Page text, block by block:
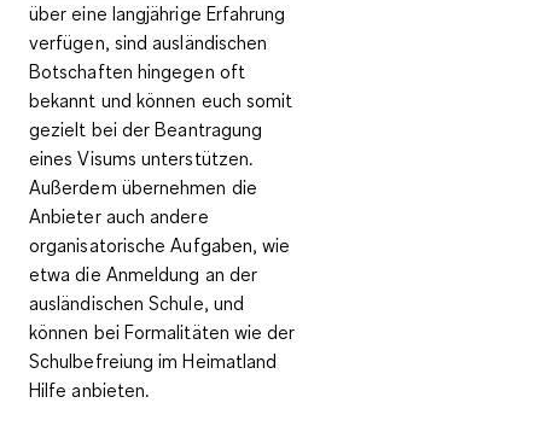
über eine langjährige Erfahrung
verfügen, sind ausländischen
Botschaften hingegen oft
bekannt und können euch somit
gezielt bei der Beantragung
eines Visums unterstützen.
Außerdem übernehmen die
Anbieter auch andere
organisatorische Aufgaben, wie
etwa die Anmeldung an der
ausländischen Schule, und
können bei Formalitäten wie der
Schulbefreiung im Heimatland
Hilfe anbieten.